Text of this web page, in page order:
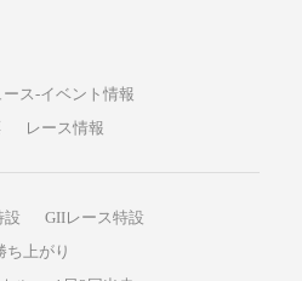
ース-イベント情報
レース情報
設
GIIレース特設
ち上がり